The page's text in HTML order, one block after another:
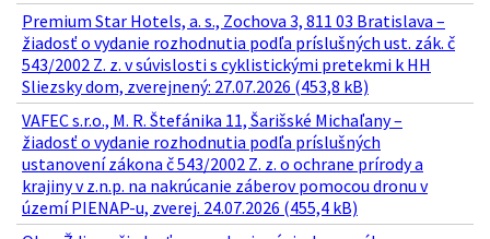
Premium Star Hotels, a. s., Zochova 3, 811 03 Bratislava –
žiadosť o vydanie rozhodnutia podľa príslušných ust. zák. č
543/2002 Z. z. v súvislosti s cyklistickými pretekmi k HH
Sliezsky dom, zverejnený: 27.07.2026 (453,8 kB)
VAFEC s.r.o., M. R. Štefánika 11, Šarišské Michaľany –
žiadosť o vydanie rozhodnutia podľa príslušných
ustanovení zákona č 543/2002 Z. z. o ochrane prírody a
krajiny v z.n.p. na nakrúcanie záberov pomocou dronu v
území PIENAP-u, zverej. 24.07.2026 (455,4 kB)